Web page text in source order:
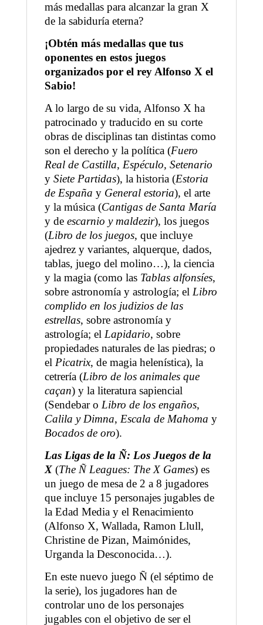
más medallas para alcanzar la gran X
de la sabiduría eterna?
¡Obtén más medallas que tus
oponentes en estos juegos
organizados por el rey Alfonso X el
Sabio!
A lo largo de su vida, Alfonso X ha
patrocinado y traducido en su corte
obras de disciplinas tan distintas como
son el derecho y la política (Fuero
Real de Castilla, Espéculo, Setenario
y Siete Partidas), la historia (Estoria
de España y General estoria), el arte
y la música (Cantigas de Santa María
y de escarnio y maldezir), los juegos
(Libro de los juegos, que incluye
ajedrez y variantes, alquerque, dados,
tablas, juego del molino…), la ciencia
y la magia (como las Tablas alfonsíes,
sobre astronomía y astrología; el Libro
complido en los judizios de las
estrellas, sobre astronomía y
astrología; el Lapidario, sobre
propiedades naturales de las piedras; o
el Picatrix, de magia helenística), la
cetrería (Libro de los animales que
caçan) y la literatura sapiencial
(Sendebar o Libro de los engaños,
Calila y Dimna, Escala de Mahoma y
Bocados de oro).
Las Ligas de la Ñ: Los Juegos de la
X(The Ñ Leagues: The X Games) es
un juego de mesa de 2 a 8 jugadores
que incluye 15 personajes jugables de
la Edad Media y el Renacimiento
(Alfonso X, Wallada, Ramon Llull,
Christine de Pizan, Maimónides,
Urganda la Desconocida…).
En este nuevo juego Ñ (el séptimo de
la serie), los jugadores han de
controlar uno de los personajes
jugables con el objetivo de ser el